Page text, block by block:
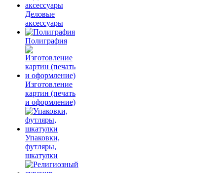
Деловые
аксессуары
Полиграфия
Изготовление
картин (печать
и оформление)
Упаковки,
футляры,
шкатулки